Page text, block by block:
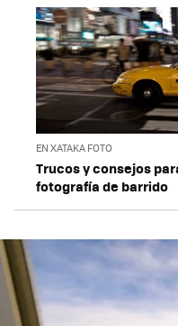
EN XATAKA FOTO
Trucos y consejos
fotografía de barrido